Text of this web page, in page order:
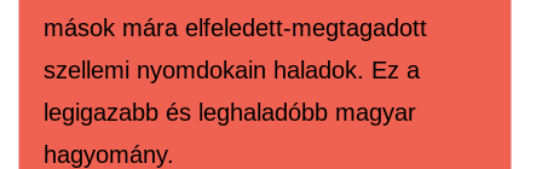
mások mára elfeledett-megtagadott
szellemi nyomdokain haladok. Ez a
legigazabb és leghaladóbb magyar
hagyomány.